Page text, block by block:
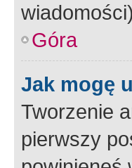
wiadomości)
Góra
Jak mogę
Tworzenie
pierwszy